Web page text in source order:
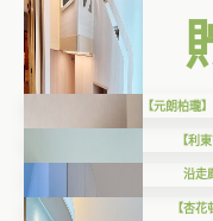
【元朗柏瓏
【利
沿走
【杏